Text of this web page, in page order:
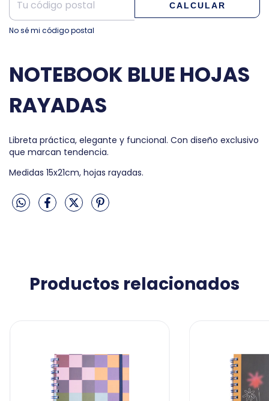
CALCULAR
No sé mi código postal
NOTEBOOK BLUE HOJAS
RAYADAS
Libreta práctica, elegante y funcional. Con diseño exclusivo
que marcan tendencia.
Medidas 15x21cm, hojas rayadas.
Productos relacionados